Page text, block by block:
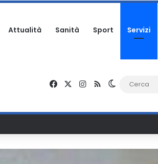
Attualità Sanità Sport Servizi
FacebookInstagram
RSS Cambia